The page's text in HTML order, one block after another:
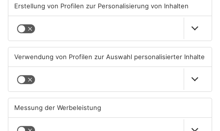
Ausstellung in Bruchköbel
zum Thema "Wasser im
Klimawandel"
07.08.2026, 05:00 UHR IN MAIN-
Wohnhausbrand in Maintal:
Zwei Menschen verletzt
06.08.2026, 15:42 UHR IN MAIN-